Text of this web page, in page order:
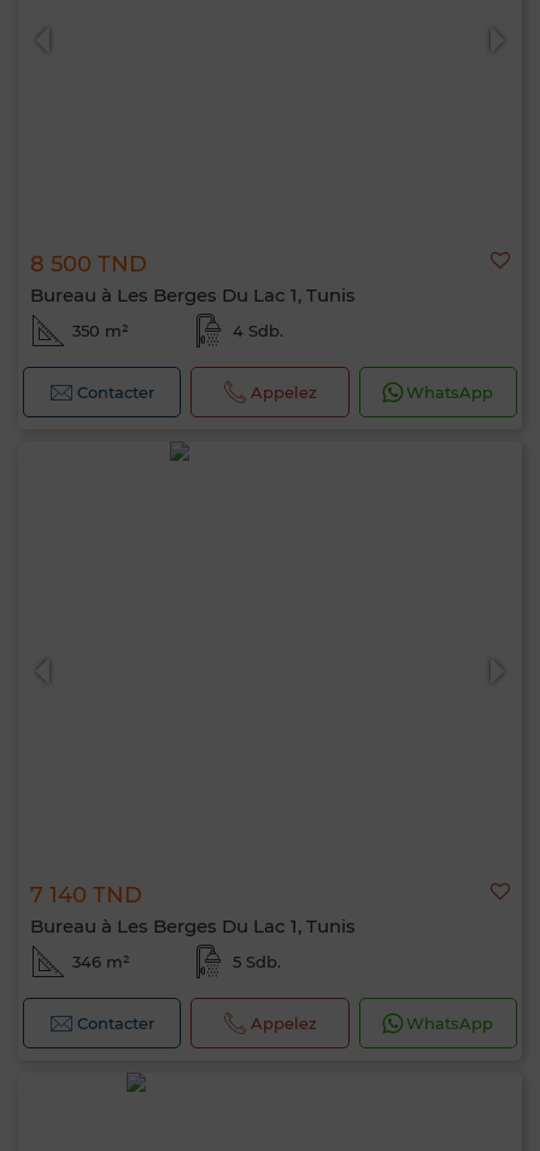
8 500 TND
Bureau à Les Berges Du Lac 1, Tunis
350 m² 4 Sdb.
Contacter Appelez WhatsApp
7 140 TND
Bureau à Les Berges Du Lac 1, Tunis
346 m² 5 Sdb.
Contacter Appelez WhatsApp